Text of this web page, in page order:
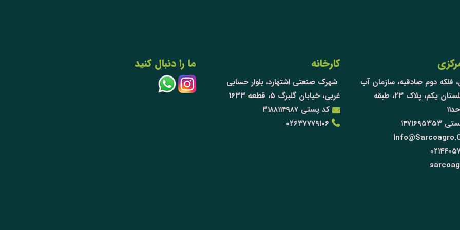
فلکه دوم صادقیه، سازمان آب
غربی، گلستان یکم، پلاک ۲۳، طبقه
کارخانه
شهرک صنعتی اشتهارد، بلوار حسابی
غربی، خیابان گلبرگ ۵، قطعه ۱۶۳۳
کد پستی ۳۱۸۸۱۱۴۹۸۷
ما را دنبال کنید